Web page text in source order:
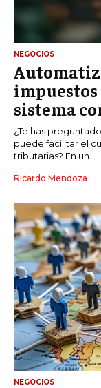
NEGOCIOS
impuestos
sistema
¿Te has
puede facilitar el
tributarias? En un...
Ricardo Mendoza
NEGOCIOS